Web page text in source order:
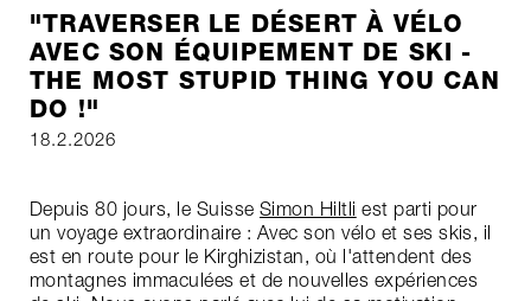
"TRAVERSER LE DÉSERT À VÉLO
AVEC SON ÉQUIPEMENT DE SKI -
THE MOST STUPID THING YOU CAN
DO !"
18.2.2026
Depuis 80 jours, le Suisse Simon Hiltli est parti pour
un voyage extraordinaire : Avec son vélo et ses skis, il
est en route pour le Kirghizistan, où l'attendent des
montagnes immaculées et de nouvelles expériences